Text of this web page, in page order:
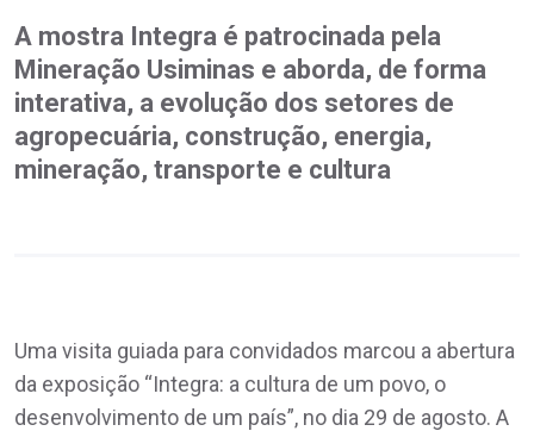
A mostra Integra é patrocinada pela
Mineração Usiminas e aborda, de forma
interativa, a evolução dos setores de
agropecuária, construção, energia,
mineração, transporte e cultura
Uma visita guiada para convidados marcou a abertura
da exposição “Integra: a cultura de um povo, o
desenvolvimento de um país”, no dia 29 de agosto. A